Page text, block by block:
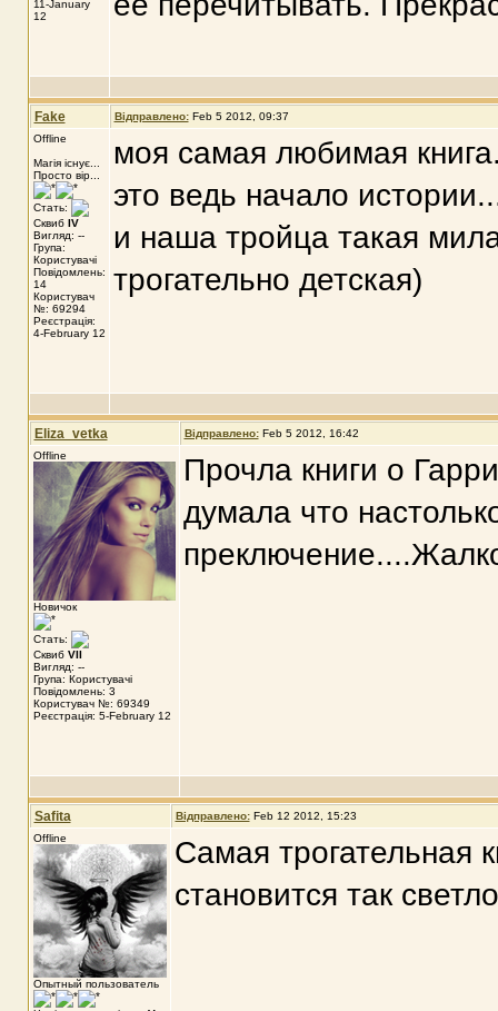
11-January
12
Fake Відправлено: Feb 5 2012, 09:37
Offline
Магія існує...
Просто вір...
Стать:
Сквиб IV
Вигляд: --
Група:
Користувачі
Повідомлень:
14
Користувач
№: 69294
Реєстрація:
4-February 12
моя самая любимая
это ведь начало
и наша тройца такая
трогательно детская)
Eliza_vetka Відправлено: Feb 5 2012, 16:42
Offline
Новичок
Стать:
Сквиб VII
Вигляд: --
Група: Користувачі
Повідомлень: 3
Користувач №: 69349
Реєстрація: 5-February 12
Прочла книги о
думала что
Safita Відправлено: Feb 12 2012, 15:23
Offline
Опытный пользователь
Самая трогательная
становится так